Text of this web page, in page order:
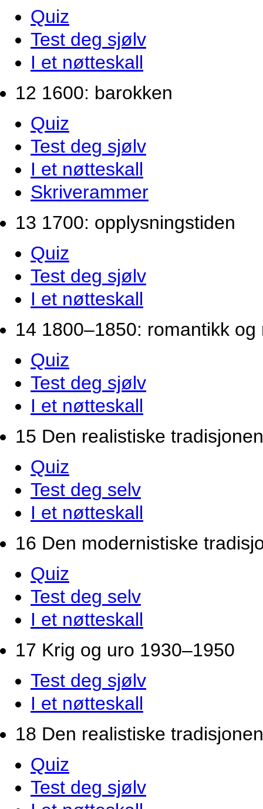
Quiz
Test deg sjølv
I et nøtteskall
12 1600: barokken
Quiz
Test deg sjølv
I et nøtteskall
Skriverammer
13 1700: opplysningstiden
Quiz
Test deg sjølv
I et nøtteskall
14 1800–1850: romantikk
Quiz
Test deg sjølv
I et nøtteskall
15 Den realistiske
Quiz
Test deg selv
I et nøtteskall
16 Den modernistiske
Quiz
Test deg selv
I et nøtteskall
17 Krig og uro 1930–1950
Test deg sjølv
I et nøtteskall
18 Den realistiske
Quiz
Test deg sjølv